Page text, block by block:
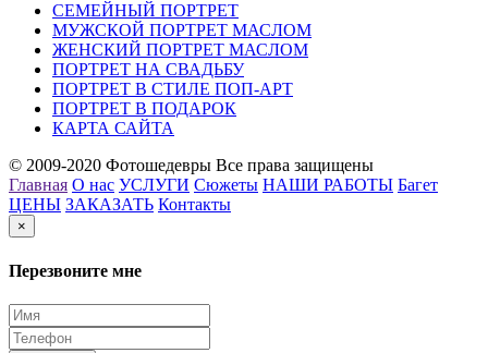
СЕМЕЙНЫЙ ПОРТРЕТ
МУЖСКОЙ ПОРТРЕТ МАСЛОМ
ЖЕНСКИЙ ПОРТРЕТ МАСЛОМ
ПОРТРЕТ НА СВАДЬБУ
ПОРТРЕТ В СТИЛЕ ПОП-АРТ
ПОРТРЕТ В ПОДАРОК
КАРТА САЙТА
© 2009-2020 Фотошедевры Все права защищены
Главная О нас УСЛУГИ Сюжеты НАШИ РАБОТЫ Багет
ЦЕНЫ ЗАКАЗАТЬ Контакты
×
Перезвоните мне